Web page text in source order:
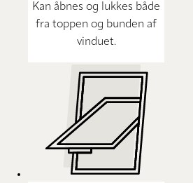
Kan åbnes og lukkes både
fra toppen og bunden af
vinduet.